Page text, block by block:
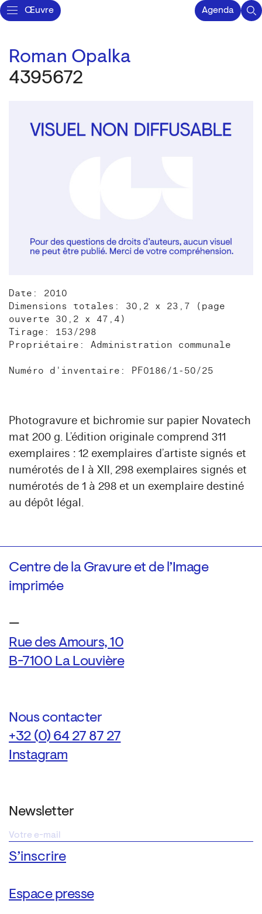
Œuvre Agenda
Roman Opalka
4395672
Date: 2010
Dimensions totales: 30,2 x 23,7 (page
ouverte 30,2 x 47,4)
Tirage: 153/298
Propriétaire: Administration communale
Numéro d'inventaire: PF0186/1-50/25
Photogravure et bichromie sur papier Novatech
mat 200 g. L’édition originale comprend 311
exemplaires : 12 exemplaires d’artiste signés et
numérotés de I à XII, 298 exemplaires signés et
numérotés de 1 à 298 et un exemplaire destiné
au dépôt légal.
Centre de la Gravure et de l’Image
imprimée
—
Rue des Amours, 10
B-7100 La Louvière
Nous contacter
+32 (0) 64 27 87 27
Instagram
Newsletter
Espace presse